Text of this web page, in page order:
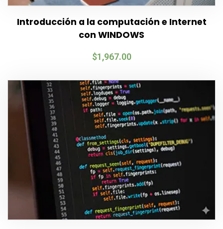
Introducción a la computación e Internet
con WINDOWS
$1,967.00